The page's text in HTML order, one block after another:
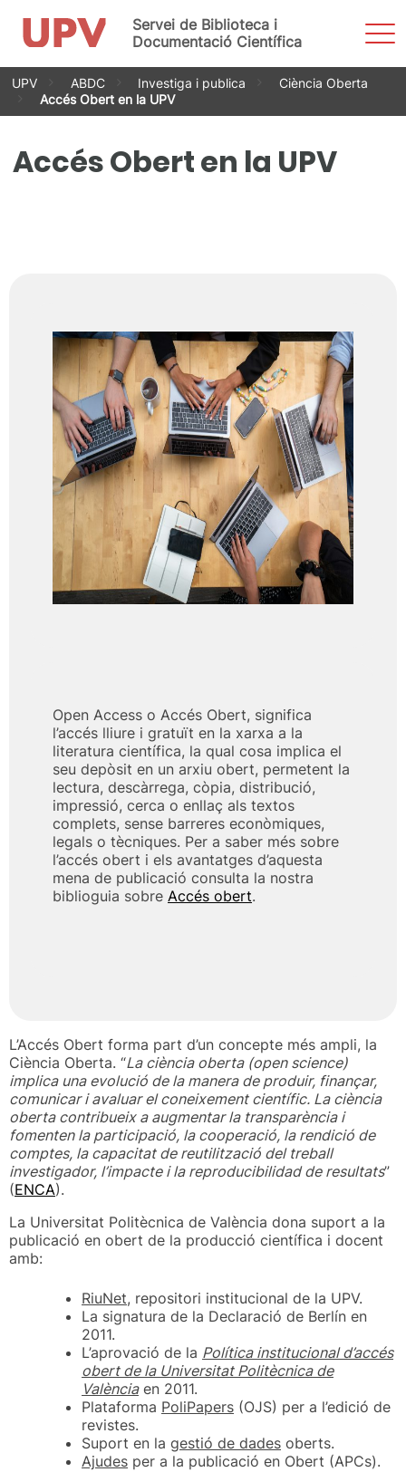
Vés
contingut
Servei de Biblioteca i
Documentació Científica
UPV ABDC Investiga i publica
Ciència Oberta
Accés Obert en la UPV
Accés Obert en la UPV
Open Access o Accés Obert, significa
l’accés lliure i gratuït en la xarxa a la
literatura científica, la qual cosa implica el
seu depòsit en un arxiu obert, permetent la
lectura, descàrrega, còpia, distribució,
impressió, cerca o enllaç als textos
complets, sense barreres econòmiques,
legals o tècniques. Per a saber més sobre
l’accés obert i els avantatges d’aquesta
mena de publicació consulta la nostra
biblioguia sobre Accés obert.
L’Accés Obert forma part d’un concepte més ampli, la
Ciència Oberta. “La ciència oberta (open science)
implica una evolució de la manera de produir, finançar,
comunicar i avaluar el coneixement científic. La ciència
oberta contribueix a augmentar la transparència i
fomenten la participació, la cooperació, la rendició de
comptes, la capacitat de reutilització del treball
investigador, l’impacte i la reproducibilidad de resultats”
(ENCA).
La Universitat Politècnica de València dona suport a la
publicació en obert de la producció científica i docent
amb:
RiuNet, repositori institucional de la UPV.
La signatura de la Declaració de Berlín en
2011.
L’aprovació de la Política institucional d’accés
obert de la Universitat Politècnica de
Valènciaen 2011.
Plataforma PoliPapers (OJS) per a l’edició de
revistes.
Suport en la gestió de dades oberts.
Ajudes per a la publicació en Obert (APCs).